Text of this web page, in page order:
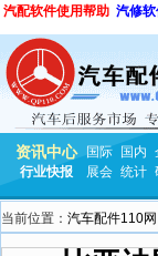
汽配软件使用帮助 汽修
资讯中心 国际 国内
行业快报
展会 统计
当前位置： 汽车配件110网